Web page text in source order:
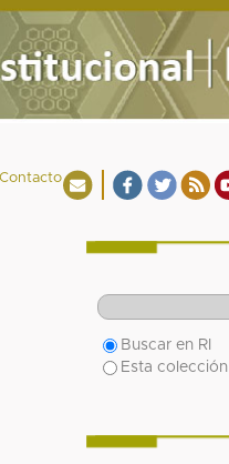
Buscar en RI
Esta colección